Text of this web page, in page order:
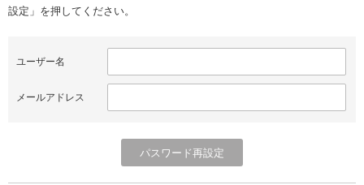
設定」を押してください。
ユーザー名
メールアドレス